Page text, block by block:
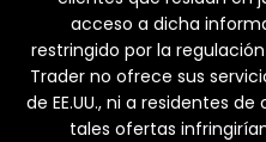
acceso a dicha
restringido por la
Trader no ofrece sus
de EE.UU., ni a residentes
tales ofertas